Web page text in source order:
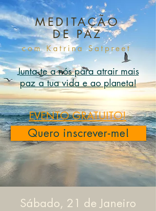
MEDITAÇÃO
DE PAZ
com KatrinaSatpreet
Junta-te a nós para atrair mais
paz a tua vida e ao planeta!
EVENTO GRATUITO!
Quero inscrever-me!
Sábado, 21 de Janeiro